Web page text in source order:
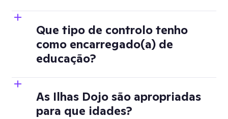
Que tipo de controlo tenho
como encarregado(a) de
educação?
As Ilhas Dojo são apropriadas
para que idades?